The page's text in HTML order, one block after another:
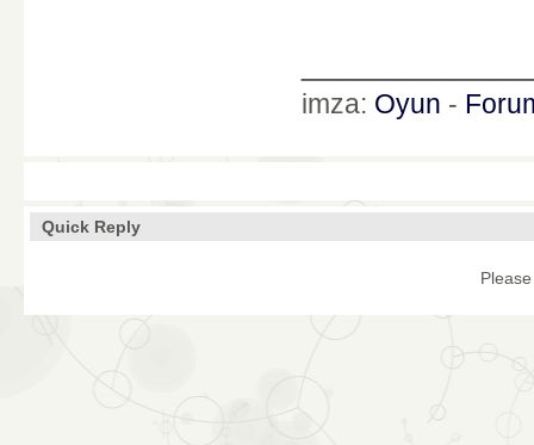
imza: Oyun -
Quick Reply